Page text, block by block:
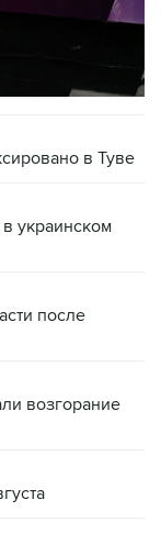
в Туве
украинском
после
возгорание